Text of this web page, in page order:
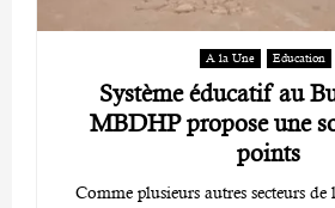
A la Une Education
Système éducatif au
MBDHP propose une
points
Comme plusieurs autres secteurs